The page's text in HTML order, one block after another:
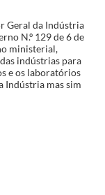
Geral da Indústria
N.º 129 de 6 de
ministerial,
indústrias para
e os laboratórios
Indústria mas sim